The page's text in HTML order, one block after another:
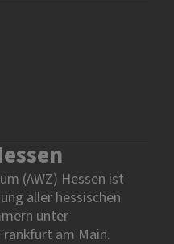
(AWZ) Hessen ist
aller hessischen
unter
am Main.